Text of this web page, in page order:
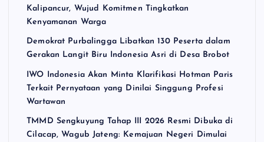
Kalipancur, Wujud Komitmen Tingkatkan
Kenyamanan Warga
Demokrat Purbalingga Libatkan 130 Peserta dalam
Gerakan Langit Biru Indonesia Asri di Desa Brobot
IWO Indonesia Akan Minta Klarifikasi Hotman Paris
Terkait Pernyataan yang Dinilai Singgung Profesi
Wartawan
TMMD Sengkuyung Tahap III 2026 Resmi Dibuka di
Cilacap, Wagub Jateng: Kemajuan Negeri Dimulai